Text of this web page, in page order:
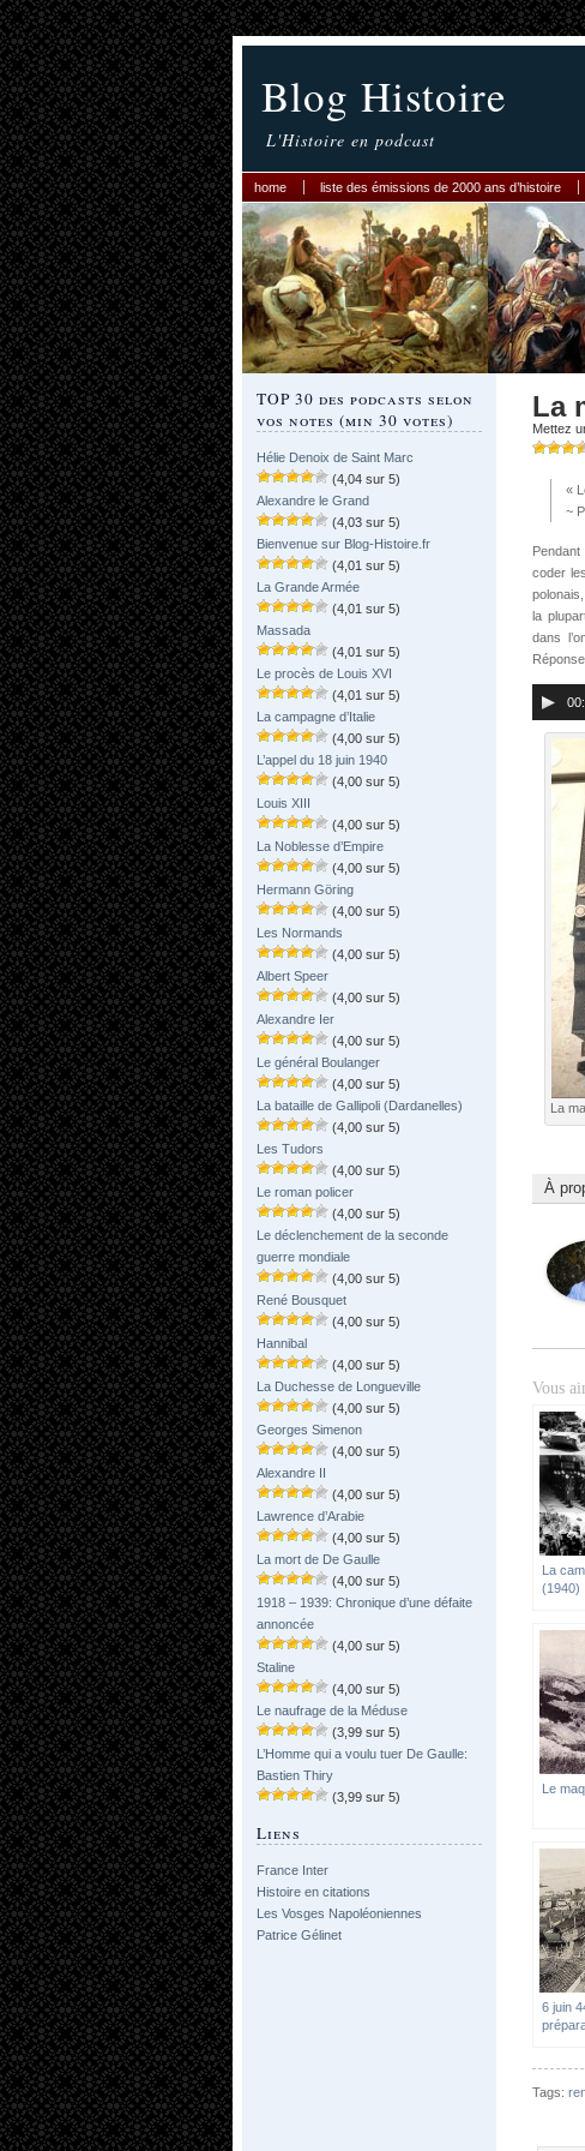
Blog Histoire
L'Histoire en podcast
home liste des émissions de 2000 ans d’histoire
TOP 30 des podcasts selon
vos notes (min 30 votes)
Hélie Denoix de Saint Marc
(4,04 sur 5)
Alexandre le Grand
(4,03 sur 5)
Bienvenue sur Blog-Histoire.fr
(4,01 sur 5)
La Grande Armée
(4,01 sur 5)
Massada
(4,01 sur 5)
Le procès de Louis XVI
(4,01 sur 5)
La campagne d’Italie
(4,00 sur 5)
L’appel du 18 juin 1940
(4,00 sur 5)
Louis XIII
(4,00 sur 5)
La Noblesse d’Empire
(4,00 sur 5)
Hermann Göring
(4,00 sur 5)
Les Normands
(4,00 sur 5)
Albert Speer
(4,00 sur 5)
Alexandre Ier
(4,00 sur 5)
Le général Boulanger
(4,00 sur 5)
La bataille de Gallipoli (Dardanelles)
(4,00 sur 5)
Les Tudors
(4,00 sur 5)
Le roman policer
(4,00 sur 5)
Le déclenchement de la seconde
guerre mondiale
(4,00 sur 5)
René Bousquet
(4,00 sur 5)
Hannibal
(4,00 sur 5)
La Duchesse de Longueville
(4,00 sur 5)
Georges Simenon
(4,00 sur 5)
Alexandre II
(4,00 sur 5)
Lawrence d’Arabie
(4,00 sur 5)
La mort de De Gaulle
(4,00 sur 5)
1918 – 1939: Chronique d’une défaite
annoncée
(4,00 sur 5)
Staline
(4,00 sur 5)
Le naufrage de la Méduse
(3,99 sur 5)
L’Homme qui a voulu tuer De Gaulle:
Bastien Thiry
(3,99 sur 5)
Liens
France Inter
Histoire en citations
Les Vosges Napoléoniennes
Patrice Gélinet
La
Mettez
«
~
coder
la
dans
La
À
Vous
La
(1940)
Le
6 juin
Tags: